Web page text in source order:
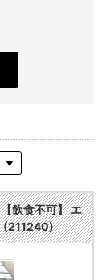
飲食不可】 エ
(211240)